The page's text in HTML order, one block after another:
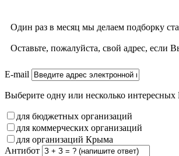
Один раз в месяц мы делаем подборку
Оставьте, пожалуйста, свой адрес,
E-mail
Выберите одну или несколько интересных
для бюджетных организаций
для коммерческих организаций
для организаций Крыма
Антибот